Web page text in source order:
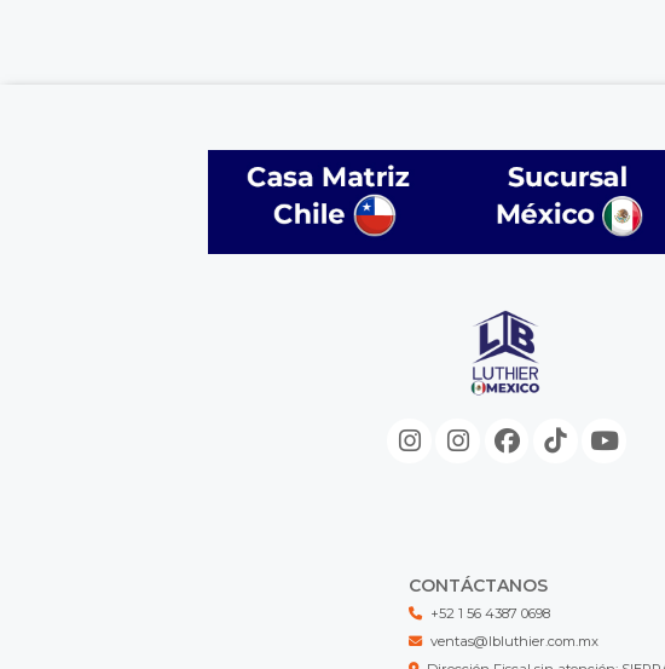
CONTÁCTANOS
+52 1 56 4387 0698
ventas@lbluthier.com.mx